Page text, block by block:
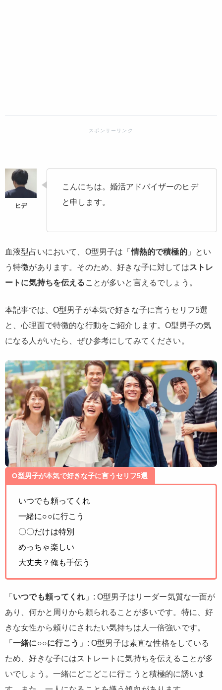
こんにちは。婚活アドバイザーのヒデ
と申します。
血液型占いにおいて、O型男子は「情熱的で積極的」とい
う特徴があります。そのため、好きな子に対してはストレ
ートに気持ちを伝える ことが多いと言えるでしょう。
本記事では、O型男子が本気で好きな子に言うセリフ5選
と、心理面で特徴的な行動をご紹介します。O型男子の気
になる人がいたら、ぜひ参考にしてみてください。
O型男子が本気で好きな子に言うセリフ5選
いつでも頼ってくれ
一緒に○○に行こう
〇〇だけは特別
めっちゃ楽しい
大丈夫？俺も手伝う
「 いつでも頼ってくれ 」: O型男子はリーダー気質な一面が
あり、何かと周りから頼られることが多いです。特に、好
きな女性から頼りにされたい気持ちは人一倍強いです。
「一緒に○○に行こう 」: O型男子は素直な性格をしている
ため、好きな子にはストレートに気持ちを伝えることが多
いでしょう。一緒にどこどこに行こうと積極的に誘いま